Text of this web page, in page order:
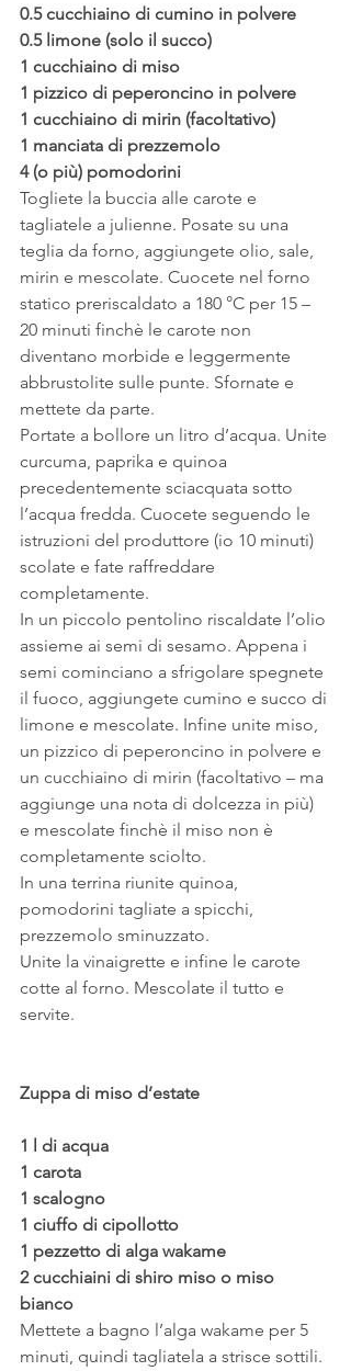
0.5 cucchiaino di cumino in polvere
0.5 limone (solo il succo)
1 cucchiaino di miso
1 pizzico di peperoncino in polvere
1 cucchiaino di mirin (facoltativo)
1 manciata di prezzemolo
4 (o più) pomodorini
Togliete la buccia alle carote e
tagliatele a julienne. Posate su una
teglia da forno, aggiungete olio, sale,
mirin e mescolate. Cuocete nel forno
statico preriscaldato a 180 °C per 15 –
20 minuti finchè le carote non
diventano morbide e leggermente
abbrustolite sulle punte. Sfornate e
mettete da parte.
Portate a bollore un litro d’acqua. Unite
curcuma, paprika e quinoa
precedentemente sciacquata sotto
l’acqua fredda. Cuocete seguendo le
istruzioni del produttore (io 10 minuti)
scolate e fate raffreddare
completamente.
In un piccolo pentolino riscaldate l’olio
assieme ai semi di sesamo. Appena i
semi cominciano a sfrigolare spegnete
il fuoco, aggiungete cumino e succo di
limone e mescolate. Infine unite miso,
un pizzico di peperoncino in polvere e
un cucchiaino di mirin (facoltativo – ma
aggiunge una nota di dolcezza in più)
e mescolate finchè il miso non è
completamente sciolto.
In una terrina riunite quinoa,
pomodorini tagliate a spicchi,
prezzemolo sminuzzato.
Unite la vinaigrette e infine le carote
cotte al forno. Mescolate il tutto e
servite.
Zuppa di miso d’estate
1 l di acqua
1 carota
1 scalogno
1 ciuffo di cipollotto
1 pezzetto di alga wakame
2 cucchiaini di shiro miso o miso
bianco
Mettete a bagno l’alga wakame per 5
minuti, quindi tagliatela a strisce sottili.